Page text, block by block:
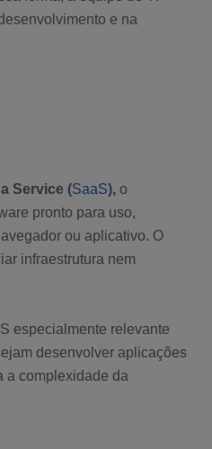
e na
Service (SaaS), o
pronto para uso,
ou aplicativo. O
infraestrutura nem
especialmente relevante
desenvolver aplicações
a complexidade da